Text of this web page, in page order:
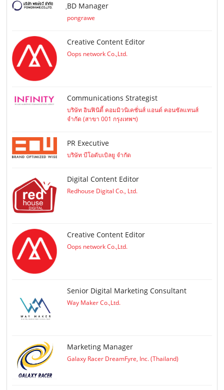
ฺBD Manager
pongrawe
Creative Content Editor
Oops network Co.,Ltd.
Communications Strategist
บริษัท อินฟินิตี้ คอมมิวนิเคชั่นส์ แอนด์ คอนซัลแทนส์
จำกัด (สาขา 001 กรุงเทพฯ)
PR Executive
บริษัท บีโอดับเบิลยู จำกัด
Digital Content Editor
Redhouse Digital Co., Ltd.
Creative Content Editor
Oops network Co.,Ltd.
Senior Digital Marketing Consultant
Way Maker Co.,Ltd.
Marketing Manager
Galaxy Racer DreamFyre, Inc. (Thailand)